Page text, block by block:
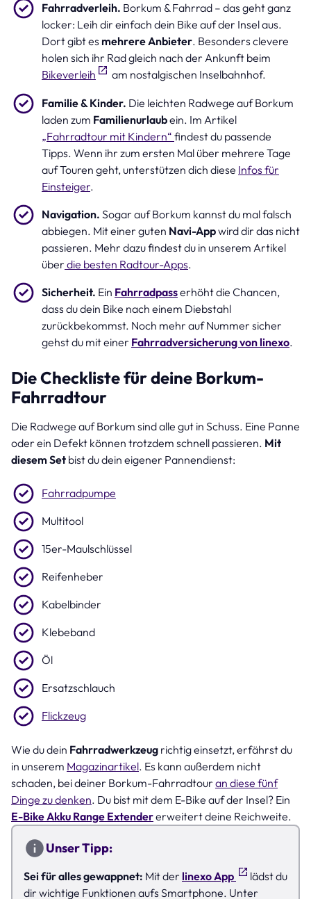
Fahrradverleih. Borkum & Fahrrad – das geht ganz
locker: Leih dir einfach dein Bike auf der Insel aus.
Dort gibt es mehrere Anbieter. Besonders clevere
holen sich ihr Rad gleich nach der Ankunft beim
Bikeverleih
am nostalgischen Inselbahnhof.
Familie & Kinder. Die leichten Radwege auf Borkum
laden zum Familienurlaubein. Im Artikel
„Fahrradtour mit Kindern“ findest du passende
Tipps. Wenn ihr zum ersten Mal über mehrere Tage
auf Touren geht, unterstützen dich diese Infos für
Einsteiger.
Navigation. Sogar auf Borkum kannst du mal falsch
abbiegen. Mit einer guten Navi-Appwird dir das nicht
passieren. Mehr dazu findest du in unserem Artikel
über die besten Radtour-Apps.
Sicherheit. Ein Fahrradpasserhöht die Chancen,
dass du dein Bike nach einem Diebstahl
zurückbekommst. Noch mehr auf Nummer sicher
gehst du mit einer Fahrradversicherung von linexo.
Die Checkliste für deine Borkum-
Fahrradtour
Die Radwege auf Borkum sind alle gut in Schuss. Eine Panne
oder ein Defekt können trotzdem schnell passieren. Mit
diesem Set bist du dein eigener Pannendienst:
Fahrradpumpe
Multitool
15er-Maulschlüssel
Reifenheber
Kabelbinder
Klebeband
Öl
Ersatzschlauch
Flickzeug
Wie du dein Fahrradwerkzeug richtig einsetzt, erfährst du
in unserem Magazinartikel. Es kann außerdem nicht
schaden, bei deiner Borkum-Fahrradtour an diese fünf
Dinge zu denken. Du bist mit dem E-Bike auf der Insel? Ein
E-Bike Akku Range Extendererweitert deine Reichweite.
Unser Tipp:
Sei für alles gewappnet: Mit der linexo App
lädst du
dir wichtige Funktionen aufs Smartphone. Unter